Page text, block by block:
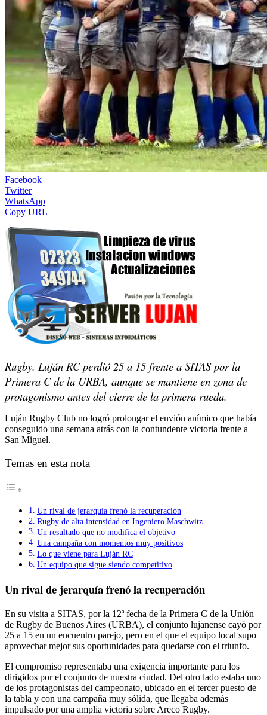
Facebook
Twitter
WhatsApp
Copy URL
Rugby. Luján RC perdió 25 a 15 frente a SITAS por la
Primera C de la URBA, aunque se mantiene en zona de
protagonismo antes del cierre de la primera rueda.
Luján Rugby Club no logró prolongar el envión anímico que había
conseguido una semana atrás con la contundente victoria frente a
San Miguel.
Temas en esta nota
Un rival de jerarquía frenó la recuperación
Rugby de alta intensidad en Ingeniero Maschwitz
Un resultado que no modifica el objetivo
Una campaña con momentos muy positivos
Lo que viene para Luján RC
Un equipo que sigue siendo competitivo
Un rival de jerarquía frenó la recuperación
En su visita a SITAS, por la 12ª fecha de la Primera C de la Unión
de Rugby de Buenos Aires (URBA), el conjunto lujanense cayó por
25 a 15 en un encuentro parejo, pero en el que el equipo local supo
aprovechar mejor sus oportunidades para quedarse con el triunfo.
El compromiso representaba una exigencia importante para los
dirigidos por el conjunto de nuestra ciudad. Del otro lado estaba uno
de los protagonistas del campeonato, ubicado en el tercer puesto de
la tabla y con una campaña muy sólida, que llegaba además
impulsado por una amplia victoria sobre Areco Rugby.